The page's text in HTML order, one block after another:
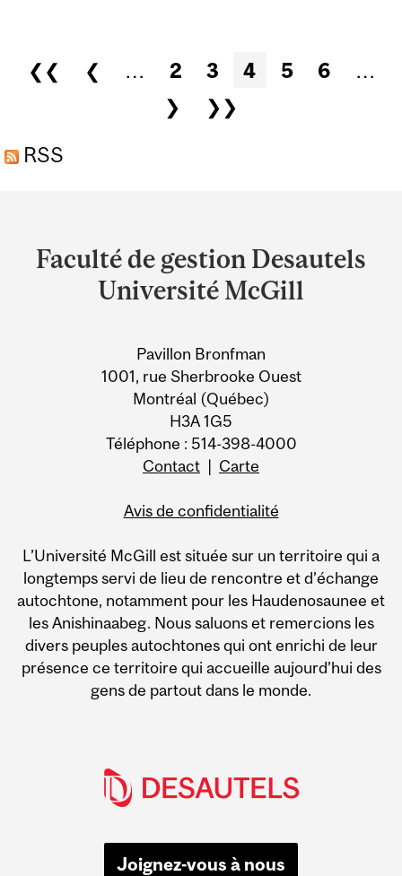
NON COMME UNE
MENACE
Pages
❮❮ ❮ … 2 3 4 5 6
…
❯
❯❯
RSS
and
University
Faculté de gestion Desautels
Université McGill
Pavillon Bronfman
1001, rue Sherbrooke Ouest
Montréal (Québec)
H3A 1G5
Téléphone : 514-398-4000
Contact | Carte
Avis de confidentialité
L’Université McGill est située sur un territoire qui a
longtemps servi de lieu de rencontre et d’échange
autochtone, notamment pour les Haudenosaunee et
les Anishinaabeg. Nous saluons et remercions les
divers peuples autochtones qui ont enrichi de leur
présence ce territoire qui accueille aujourd’hui des
gens de partout dans le monde.
Joignez-vous à nous